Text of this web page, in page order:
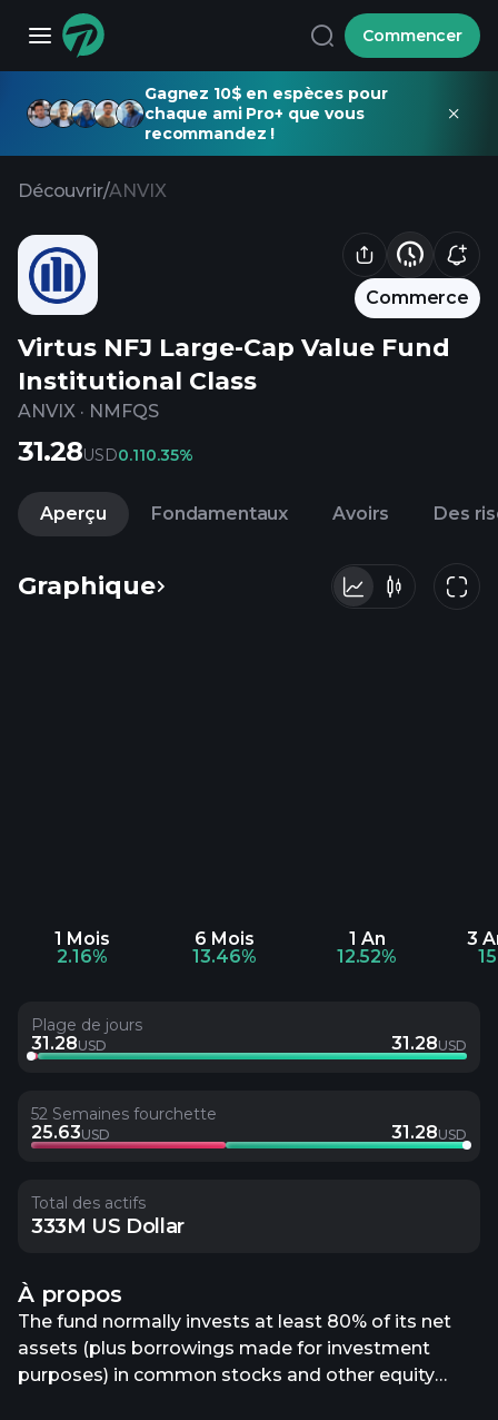
Commencer
Gagnez 10$ en espèces pour
chaque ami Pro+ que vous
recommandez !
Découvrir/ANVIX
Commerce
Virtus NFJ Large-Cap Value Fund
Institutional Class
ANVIX · NMFQS
31.28USD0.110.35%
Aperçu Fondamentaux Avoirs Des
Graphique
1 Mois
2.16%
6 Mois
13.46%
1 An
12.52%
3
Plage de jours
31.28USD 31.28USD
52 Semaines fourchette
25.63USD 31.28USD
Total des actifs
333M US Dollar
À propos
The fund normally invests at least 80% of its net
assets (plus borrowings made for investment
purposes) in common stocks and other equity